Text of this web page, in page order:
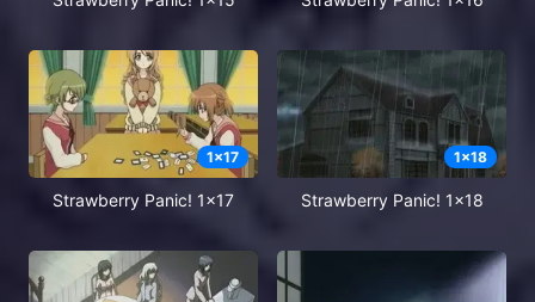
1x17
Strawberry Panic! 1x17
1x18
Strawberry Panic! 1x18